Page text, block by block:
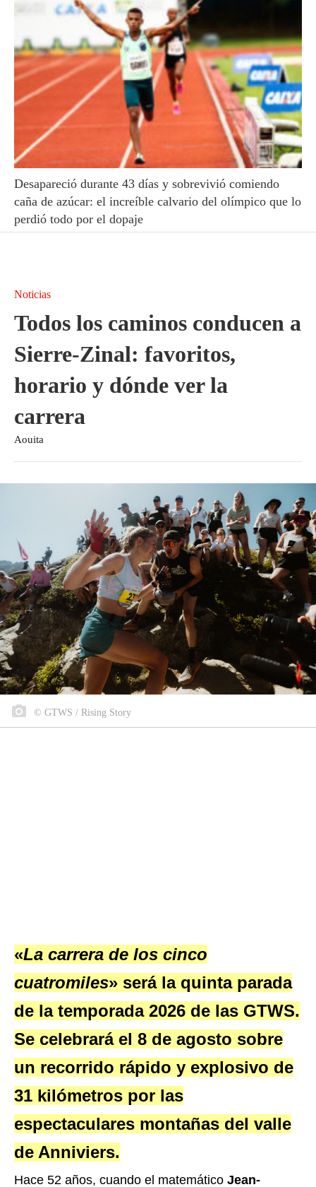
Desapareció durante 43 días y sobrevivió comiendo
caña de azúcar: el increíble calvario del olímpico que lo
perdió todo por el dopaje